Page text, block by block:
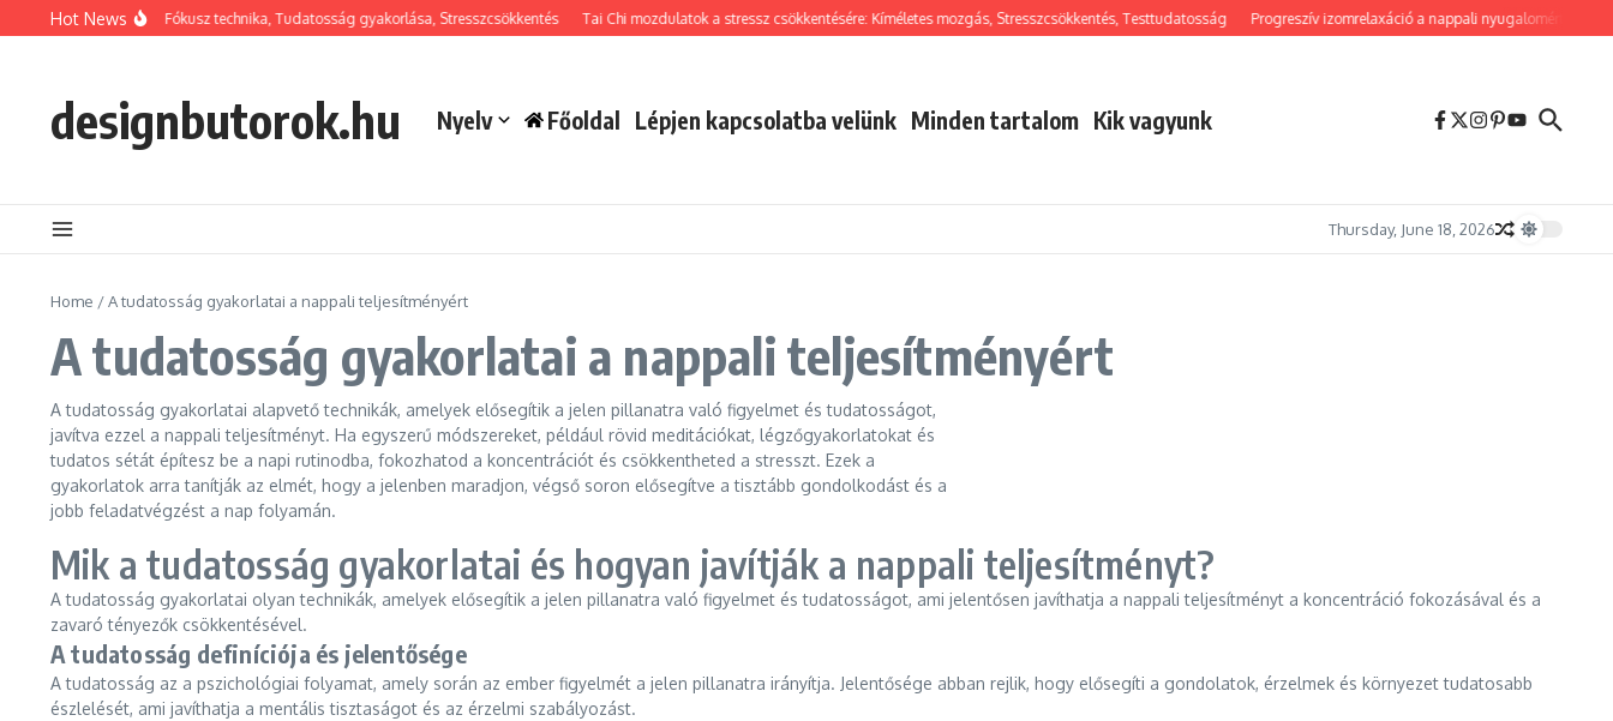
Skip to content
Hot News
gyakorlat: Fókusz technika, Tudatosság gyakorlása, Stresszcsökkentés Tai Chi mozdulatok a stressz csökkentésére: Kíméletes mozgás, Stresszcsökkentés, Testtudatosság Progreszív izomrelaxáció a nappali nyugalomért:
designbutorok.hu Nyelv Főoldal Lépjen kapcsolatba velünk Minden tartalom Kik vagyunk
Thursday, June 18, 2026
Home /A tudatosság gyakorlatai a nappali teljesítményért
A tudatosság gyakorlatai a nappali teljesítményért
A tudatosság gyakorlatai alapvető technikák, amelyek elősegítik a jelen pillanatra való figyelmet és tudatosságot,
javítva ezzel a nappali teljesítményt. Ha egyszerű módszereket, például rövid meditációkat, légzőgyakorlatokat és
tudatos sétát építesz be a napi rutinodba, fokozhatod a koncentrációt és csökkentheted a stresszt. Ezek a
gyakorlatok arra tanítják az elmét, hogy a jelenben maradjon, végső soron elősegítve a tisztább gondolkodást és a
jobb feladatvégzést a nap folyamán.
Mik a tudatosság gyakorlatai és hogyan javítják a nappali teljesítményt?
A tudatosság gyakorlatai olyan technikák, amelyek elősegítik a jelen pillanatra való figyelmet és tudatosságot, ami jelentősen javíthatja a nappali teljesítményt a koncentráció fokozásával és a
zavaró tényezők csökkentésével.
A tudatosság definíciója és jelentősége
A tudatosság az a pszichológiai folyamat, amely során az ember figyelmét a jelen pillanatra irányítja. Jelentősége abban rejlik, hogy elősegíti a gondolatok, érzelmek és környezet tudatosabb
észlelését, ami javíthatja a mentális tisztaságot és az érzelmi szabályozást.